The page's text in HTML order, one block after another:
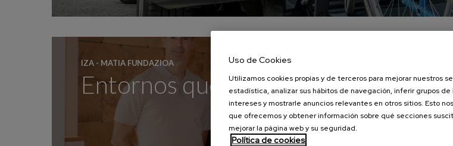
IZA - MATIA FUNDAZIOA
Entornos que acompañan la vida
Uso de Cookies
Utilizamos cookies propias y de terceros para mejorar nuestros
estadística, analizar sus hábitos de navegación, inferir grupos
intereses y mostrarle anuncios relevantes en otros sitios. Esto
que ofrecemos y obtener información sobre qué secciones
mejorar la página web y su seguridad.
Política de cookies